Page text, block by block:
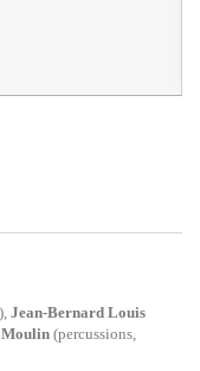
Jean-Bernard Louis
(percussions,